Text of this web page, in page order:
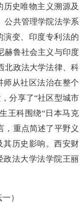
历史唯物主义溯源及
公共管理学院法学系
演变、印度专利法的
鲁社会主义与印度
北政法大学法律、科
师从社区法治在整个
分享了“社区型城市
王科围绕“日本马克
，重点简述了平野义
其历史影响。西安财
政法大学法学院王丽
）